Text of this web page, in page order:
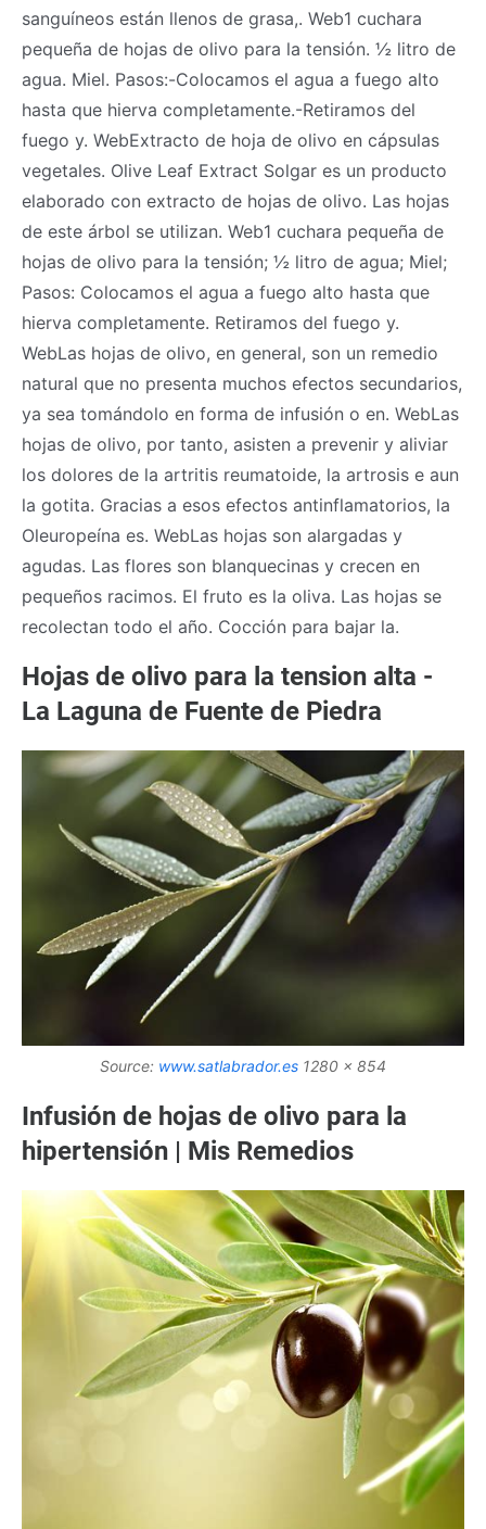
sanguíneos están llenos de grasa,. Web1 cuchara
pequeña de hojas de olivo para la tensión. ½ litro de
agua. Miel. Pasos:-Colocamos el agua a fuego alto
hasta que hierva completamente.-Retiramos del
fuego y. WebExtracto de hoja de olivo en cápsulas
vegetales. Olive Leaf Extract Solgar es un producto
elaborado con extracto de hojas de olivo. Las hojas
de este árbol se utilizan. Web1 cuchara pequeña de
hojas de olivo para la tensión; ½ litro de agua; Miel;
Pasos: Colocamos el agua a fuego alto hasta que
hierva completamente. Retiramos del fuego y.
WebLas hojas de olivo, en general, son un remedio
natural que no presenta muchos efectos secundarios,
ya sea tomándolo en forma de infusión o en. WebLas
hojas de olivo, por tanto, asisten a prevenir y aliviar
los dolores de la artritis reumatoide, la artrosis e aun
la gotita. Gracias a esos efectos antinflamatorios, la
Oleuropeína es. WebLas hojas son alargadas y
agudas. Las flores son blanquecinas y crecen en
pequeños racimos. El fruto es la oliva. Las hojas se
recolectan todo el año. Cocción para bajar la.
Hojas de olivo para la tension alta -
La Laguna de Fuente de Piedra
Source: www.satlabrador.es 1280 x 854
Infusión de hojas de olivo para la
hipertensión | Mis Remedios